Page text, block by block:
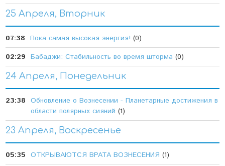
25 Апреля, Вторник
07:38 Пока самая высокая энергия! (0)
02:29 Бабаджи: Стабильность во время шторма (0)
24 Апреля, Понедельник
23:38 Обновление о Вознесении - Планетарные достижения в
области полярных сияний (1)
23 Апреля, Воскресенье
05:35 ОТКРЫВАЮТСЯ ВРАТА ВОЗНЕСЕНИЯ (1)